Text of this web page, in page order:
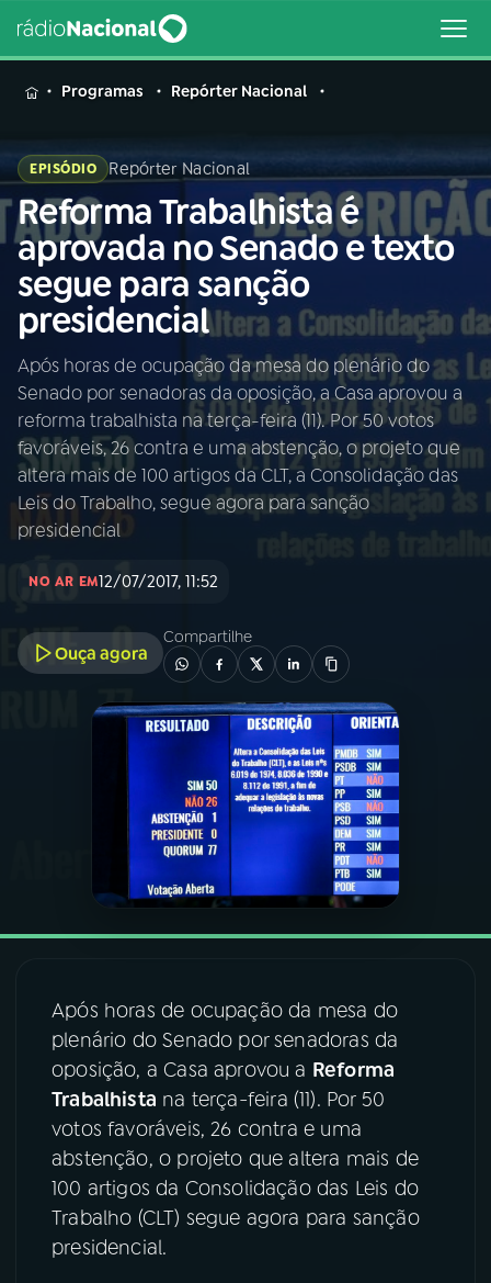
MENU
Buscar
na
Rádio
Nacional
Buscar
AO VIVO
01 INÍCIO
02A RÁDIO
ÚLTIMAS
FESTIVAL DE MÚSICA
Instagram X
TikTok
Programas Repórter Nacional
EPISÓDIO Repórter Nacional
Reforma Trabalhista é
aprovada no Senado e texto
segue para sanção
presidencial
Após horas de ocupação da mesa do plenário do
Senado por senadoras da oposição, a Casa aprovou a
reforma trabalhista na terça-feira (11). Por 50 votos
favoráveis, 26 contra e uma abstenção, o projeto que
altera mais de 100 artigos da CLT, a Consolidação das
Leis do Trabalho, segue agora para sanção
presidencial
NO AR EM12/07/2017, 11:52
Ouça agora
Compartilhe
Após horas de ocupação da mesa do
plenário do Senado por senadoras da
oposição, a Casa aprovou a Reforma
Trabalhista na terça-feira (11). Por 50
votos favoráveis, 26 contra e uma
abstenção, o projeto que altera mais de
100 artigos da Consolidação das Leis do
Trabalho (CLT) segue agora para sanção
presidencial.